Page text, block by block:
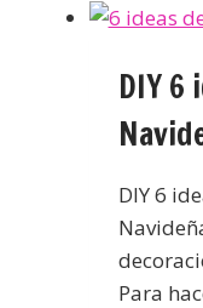
DIY 6
DIY 6
Para